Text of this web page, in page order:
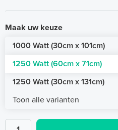
Maak uw keuze
1000 Watt (30cm x 101cm)
1250 Watt (60cm x 71cm)
1250 Watt (30cm x 131cm)
Toon alle varianten